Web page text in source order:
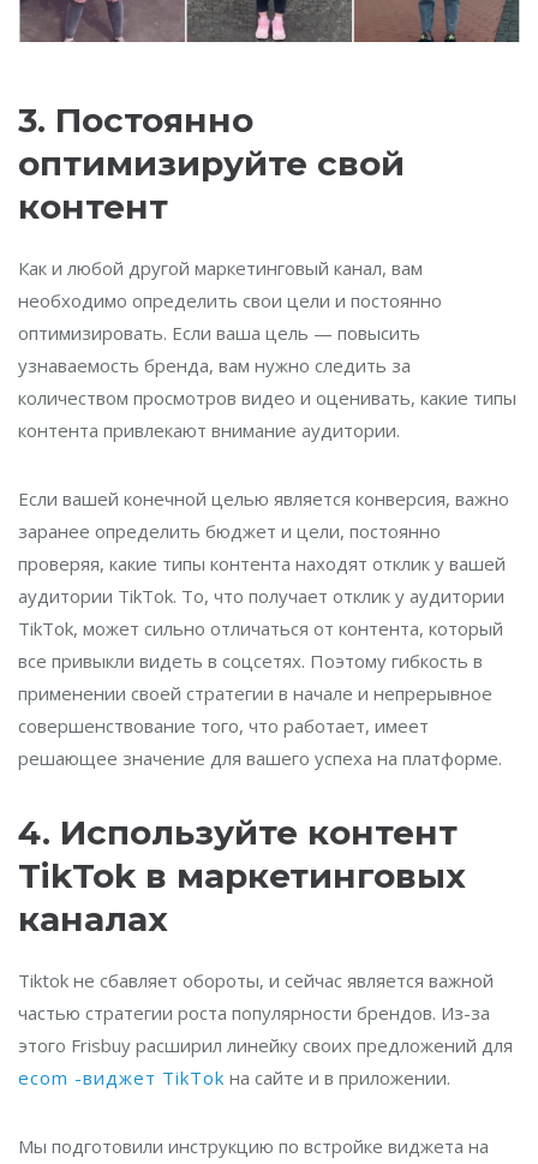
3. Постоянно
оптимизируйте свой
контент
Как и любой другой маркетинговый канал, вам
необходимо определить свои цели и постоянно
оптимизировать. Если ваша цель — повысить
узнаваемость бренда, вам нужно следить за
количеством просмотров видео и оценивать, какие типы
контента привлекают внимание аудитории.
Если вашей конечной целью является конверсия, важно
заранее определить бюджет и цели, постоянно
проверяя, какие типы контента находят отклик у вашей
аудитории TikTok. То, что получает отклик у аудитории
TikTok, может сильно отличаться от контента, который
все привыкли видеть в соцсетях. Поэтому гибкость в
применении своей стратегии в начале и непрерывное
совершенствование того, что работает, имеет
решающее значение для вашего успеха на платформе.
4. Используйте контент
TikTok в маркетинговых
каналах
Tiktok не сбавляет обороты, и сейчас является важной
частью стратегии роста популярности брендов. Из-за
этого Frisbuy расширил линейку своих предложений для
ecom -виджет TikTok на сайте и в приложении.
Мы подготовили инструкцию по встройке виджета на